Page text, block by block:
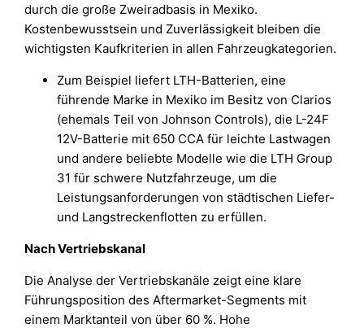
durch die große Zweiradbasis in Mexiko.
Kostenbewusstsein und Zuverlässigkeit bleiben die
wichtigsten Kaufkriterien in allen Fahrzeugkategorien.
Zum Beispiel liefert LTH-Batterien, eine
führende Marke in Mexiko im Besitz von Clarios
(ehemals Teil von Johnson Controls), die L-24F
12V-Batterie mit 650 CCA für leichte Lastwagen
und andere beliebte Modelle wie die LTH Group
31 für schwere Nutzfahrzeuge, um die
Leistungsanforderungen von städtischen Liefer-
und Langstreckenflotten zu erfüllen.
Nach Vertriebskanal
Die Analyse der Vertriebskanäle zeigt eine klare
Führungsposition des Aftermarket-Segments mit
einem Marktanteil von über 60 %. Hohe